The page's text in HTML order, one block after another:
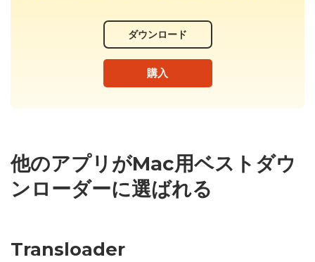
ダウンロード
購入
他のアプリがMac用ベストダウ
ンローダーに選ばれる
Transloader